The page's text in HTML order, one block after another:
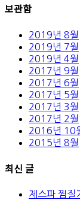
보관함
2019년 8월
2019년 7월
2019년 4월
2017년 9월
2017년 6월
2017년 5월
2017년 3월
2017년 2월
2016년 10
2015년 8월
최신 글
제스파 찜질